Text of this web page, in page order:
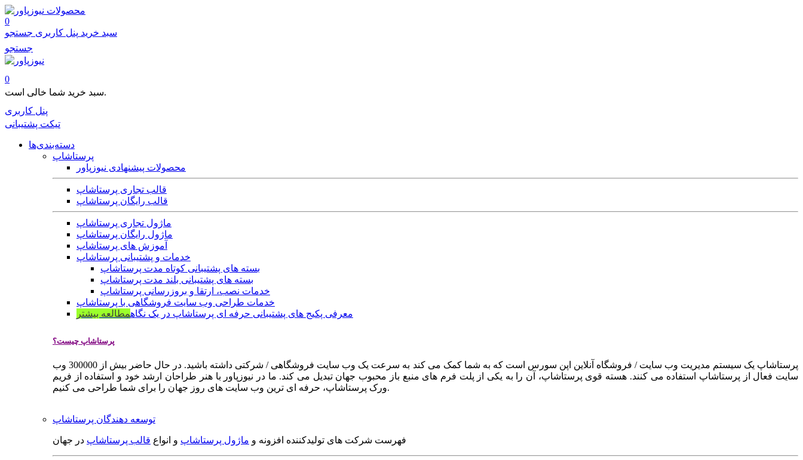
محصولات
0
سبد خرید پنل کاربری جستجو
جستجو
0
سبد خرید شما خالی است.
پنل کاربری
تیکت پشتیبانی
دسته‌بندی‌ها
پرستاشاپ
محصولات پیشنهادی نیوزپاور
قالب تجاری پرستاشاپ
قالب رایگان پرستاشاپ
ماژول تجاری پرستاشاپ
ماژول رایگان پرستاشاپ
آموزش های پرستاشاپ
خدمات و پشتیبانی پرستاشاپ
بسته های پشتیبانی کوتاه مدت پرستاشاپ
بسته های پشتیبانی بلند مدت پرستاشاپ
خدمات نصب، ارتقا و بروزرسانی پرستاشاپ
خدمات طراحی وب سایت فروشگاهی با پرستاشاپ
معرفی پکیج های پشتیبانی حرفه ای پرستاشاپ در یک نگاهمطالعه بیشتر
پرستاشاپ چیست؟
پرستاشاپ یک سیستم مدیریت وب سایت / فروشگاه آنلاین اپن سورس است که به شما کمک می کند به سرعت یک وب سایت فروشگاهی / شرکتی داشته باشید. در حال حاضر بیش از 300000 وب
سایت فعال از پرستاشاپ استفاده می کنند. هسته قوی پرستاشاپ، آن را به یکی از پلت فرم های منبع باز محبوب جهان تبدیل می کند. ما در نیوزپاور با هنر طراحان ارشد خود و استفاده از فریم
ورک پرستاشاپ، حرفه ای ترین وب سایت های روز جهان را برای شما طراحی می کنیم.
توسعه دهندگان پرستاشاپ
فهرست شرکت های تولیدکننده افزونه و ماژول پرستاشاپ و انواع قالب پرستاشاپ در جهان